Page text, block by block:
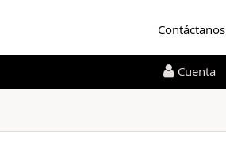
Contáctanos
Cuenta